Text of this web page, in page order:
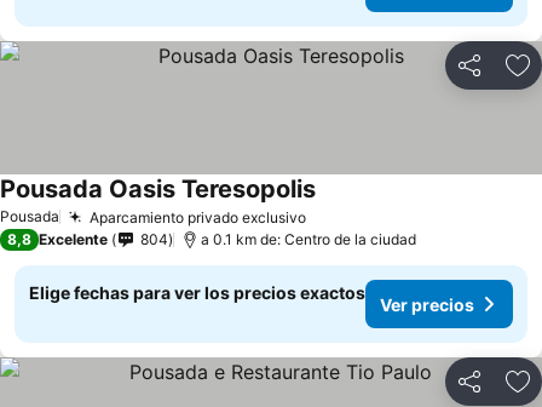
Compartir
Pousada Aparcamiento privado exclusivo
Pousada Oasis Teresopolis
8,8 Excelente 804 a 0.1 km de: Centro de la ciudad
Elige fechas para ver los precios exactos
Ver precios
Compartir